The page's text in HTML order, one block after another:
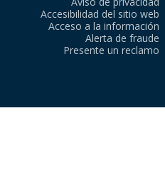
Accesibilidad del sitio web
Acceso a la información
Alerta de fraude
Presente un reclamo